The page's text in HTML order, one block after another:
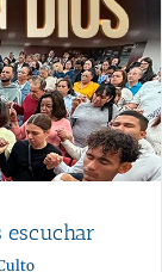
escuchar